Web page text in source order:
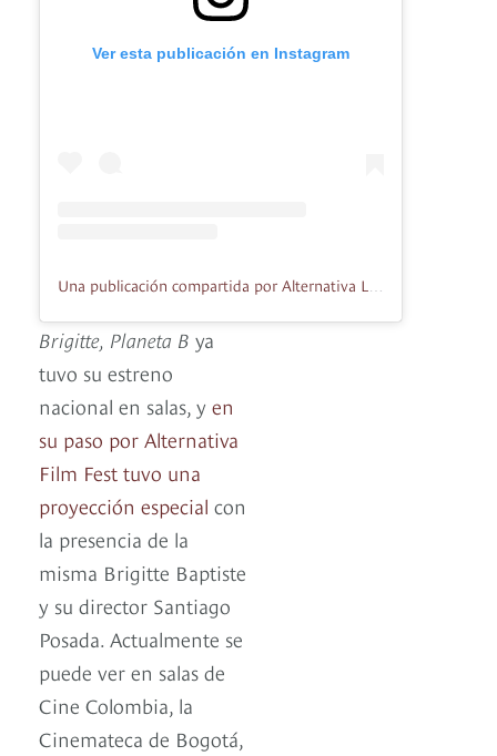
Ver esta publicación en Instagram
Brigitte, Planeta B ya
tuvo su estreno
nacional en salas, y en
su paso por Alternativa
Film Fest tuvo una
proyección especial con
la presencia de la
misma Brigitte Baptiste
y su director Santiago
Posada. Actualmente se
puede ver en salas de
Cine Colombia, la
Cinemateca de Bogotá,